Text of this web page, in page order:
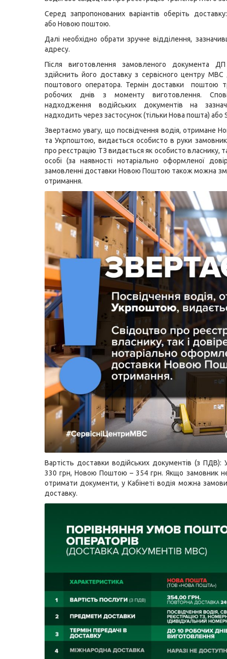
Серед запропонованих варіантів оберіть
або Новою поштою.
Далі необхідно обрати зручне відділення,
адресу.
Після виготовлення замовленого документа
здійснить його доставку з сервісного центру
поштового оператора. Термін доставки поштою
робочих днів з моменту виготовлення.
надходження водійських документів на
надходить через застосунок (тільки Нова пошта) або
Звертаємо увагу, що посвідчення водія, отримане
та Укрпоштою, видається особисто в руки
про реєстрацію ТЗ видається як особисто власнику,
особі (за наявності нотаріально оформленої
замовленні доставки Новою Поштою також можна
отримання.
Вартість доставки водійських документів (з
330 грн, Новою Поштою – 354 грн. Якщо замовник не
отримати документи, у Кабінеті водія можна
доставку.